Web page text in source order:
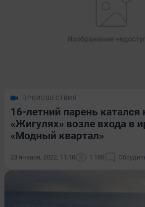
ПРОИСШЕСТВИЯ
16-летний парень катался
«Жигулях» возле входа в
«Модный квартал»
23 января, 2022, 11:10 1 186